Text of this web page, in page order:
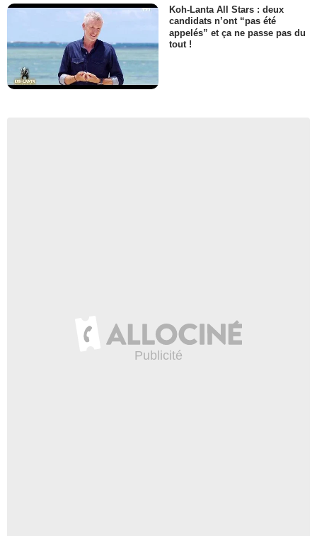
Koh-Lanta All Stars : deux
candidats n’ont “pas été
appelés” et ça ne passe pas du
tout !